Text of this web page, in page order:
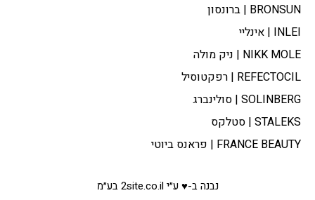
BRONSUN | ברונסון
INLEI | אינליי
NIKK MOLE | ניק מולה
REFECTOCIL | רפקטוסיל
SOLINBERG | סולינברג
STALEKS | סטלקס
FRANCE BEAUTY | פראנס ביוטי
נבנה ב-♥ ע״י 2site.co.il בע״מ